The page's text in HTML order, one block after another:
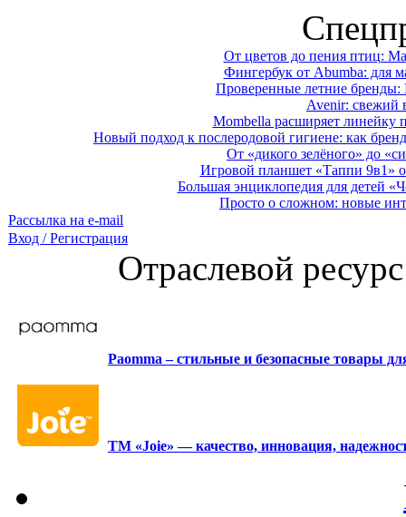
От цветов до пения птиц:
Фингербук от Abumba: для
Проверенные летние
Avenir: свежий
Mombella расширяет линейку
Новый подход к послеродовой гигиене: как
От «дикого зелёного» до
Игровой планшет «Таппи 9в1»
Большая энциклопедия для детей
Просто о сложном: новые
Рассылка на e-mail
Вход / Регистрация
Отраслевой
Paomma – стильные и безопасные товары
ТМ «Joie» — качество, инновация,